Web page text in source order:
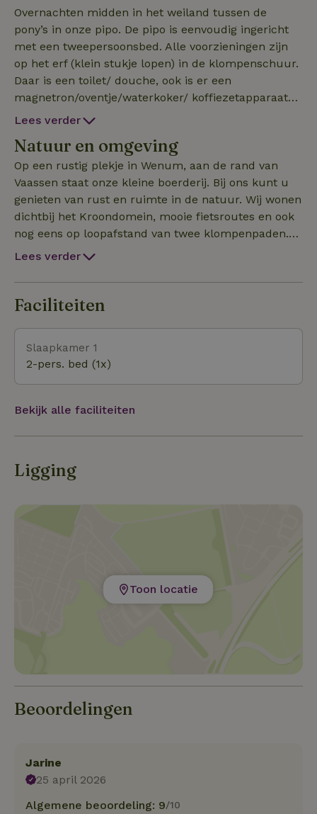
Overnachten midden in het weiland tussen de
pony’s in onze pipo. De pipo is eenvoudig ingericht
met een tweepersoonsbed. Alle voorzieningen zijn
op het erf (klein stukje lopen) in de klompenschuur.
Daar is een toilet/ douche, ook is er een
magnetron/oventje/waterkoker/ koffiezetapparaat/
bekers/ bordjes e.d. Wij hebben geen wifi, wel
BTW-tarief voor overnachtingen omhoog van 9%
naar 21% en de toeristenbelasting van de gemeente
Apeldoorn stijgt van 0,63 p/p per nacht naar 1,68
p/p per nacht, hierdoor zijn wij genoodzaakt een
prijsaanpassing door te voeren.
Lees verder
Natuur en omgeving
Op een rustig plekje in Wenum, aan de rand van
Vaassen staat onze kleine boerderij. Bij ons kunt u
genieten van rust en ruimte in de natuur. Wij wonen
dichtbij het Kroondomein, mooie fietsroutes en ook
nog eens op loopafstand van twee klompenpaden.
Inchecken tussen 16.00 - 18.00 uur of in overleg.
Lees verder
Faciliteiten
Slaapkamer 1
2-pers. bed (1x)
Bekijk alle faciliteiten
Ligging
Toon locatie
Beoordelingen
Jarine
25 april 2026
Algemene beoordeling: 9/10